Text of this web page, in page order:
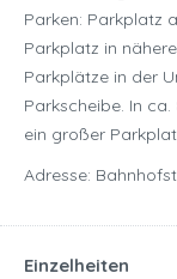
Parken: Parkplatz
Parkplatz in
Parkplätze in der
Parkscheibe. In
ein großer
Adresse:
Einzelheiten